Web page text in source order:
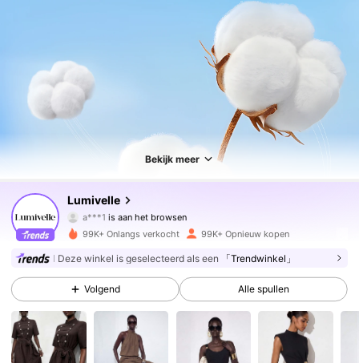
Bekijk meer
Lumivelle
213K Volgers
a***1is aan het browsen
4.77
213K Volgers
4.77 213K Volgers
99K+ Onlangs verkocht 99K+ Opnieuw kopen
Deze winkel is geselecteerd als een 「Trendwinkel」
Volgend Alle spullen